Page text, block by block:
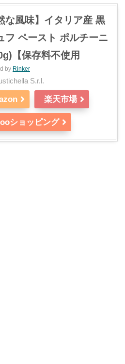
な風味】イタリア産 黒
フ ペースト ポルチーニ
【保存料不使用
by Rinker
S.r.l.
楽天市場
ショッピング